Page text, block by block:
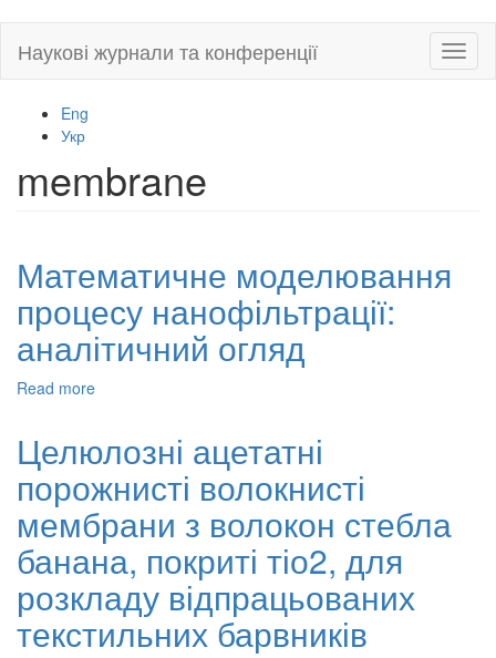
main
Наукові журнали та конференції
Eng
Укр
membrane
Математичне моделювання
процесу нанофільтрації:
аналітичний огляд
Read more
процесу
нанофільтрації:
аналітичний
огляд
Целюлозні ацетатні
порожнисті волокнисті
мембрани з волокон стебла
банана, покриті тіо2, для
розкладу відпрацьованих
текстильних барвників